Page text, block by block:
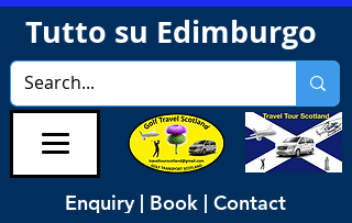
Tutto su Edimburgo
Enquiry | Book | Contact